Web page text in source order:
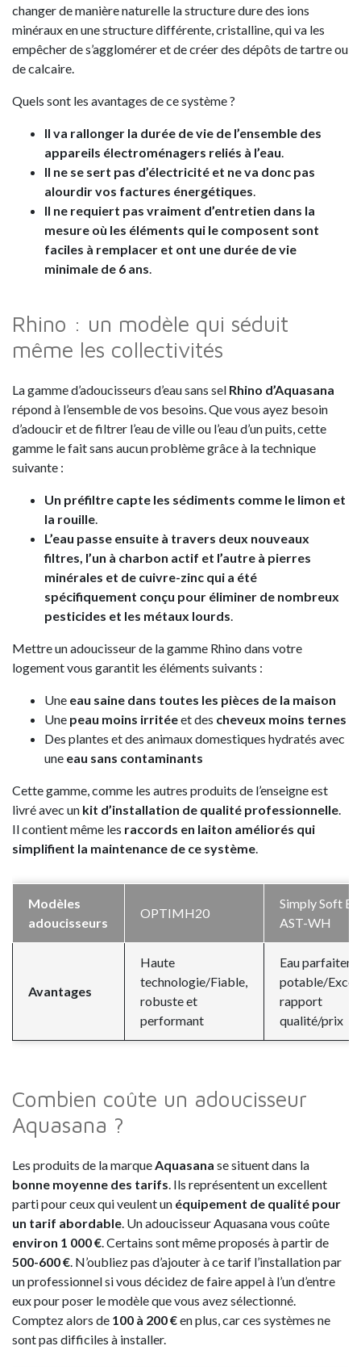
changer de manière naturelle la structure dure des ions
minéraux en une structure différente, cristalline, qui va les
empêcher de s’agglomérer et de créer des dépôts de tartre ou
de calcaire.
Quels sont les avantages de ce système ?
Il va rallonger la durée de vie de l’ensemble des
appareils électroménagers reliés à l’eau
Il ne se sert pas d’électricité et ne va donc pas
alourdir vos factures énergétiques
Il ne requiert pas vraiment d’entretien dans la
mesure où les éléments qui le composent sont
faciles à remplacer et ont une durée de vie
minimale de 6 ans
Rhino : un modèle qui séduit
même les collectivités
La gamme d’adoucisseurs d’eau sans sel Rhino d’Aquasana
répond à l’ensemble de vos besoins. Que vous ayez besoin
d’adoucir et de filtrer l’eau de ville ou l’eau d’un puits, cette
gamme le fait sans aucun problème grâce à la technique
suivante :
Un préfiltre capte les sédiments comme le limon et
la rouille.
L’eau passe ensuite à travers deux nouveaux
filtres, l’un à charbon actif et l’autre à pierres
minérales et de cuivre-zinc qui a été
spécifiquement conçu pour éliminer de nombreux
pesticides et les métaux lourds.
Mettre un adoucisseur de la gamme Rhino dans votre
logement vous garantit les éléments suivants :
Une eau saine dans toutes les pièces de la maison
Une peau moins irritéeet des cheveux moins ternes
Des plantes et des animaux domestiques hydratés avec
une eau sans contaminants
Cette gamme, comme les autres produits de l’enseigne est
livré avec un kit d’installation de qualité professionnelle.
Il contient même les raccords en laiton améliorés qui
simplifient la maintenance de ce système.
Modèles
adoucisseurs
OPTIMH20
Simply Soft
AST-WH
Avantages
Haute
technologie/Fiable,
robuste et
performant
Eau
potable/
rapport
qualité/prix
Combien coûte un adoucisseur
Aquasana ?
Les produits de la marque Aquasana se situent dans la
bonne moyenne des tarifs . Ils représentent un excellent
parti pour ceux qui veulent un équipement de qualité pour
un tarif abordable . Un adoucisseur Aquasana vous coûte
environ 1 000 € . Certains sont même proposés à partir de
500-600 € . N’oubliez pas d’ajouter à ce tarif l’installation par
un professionnel si vous décidez de faire appel à l’un d’entre
eux pour poser le modèle que vous avez sélectionné.
Comptez alors de 100 à 200 €en plus, car ces systèmes ne
sont pas difficiles à installer.